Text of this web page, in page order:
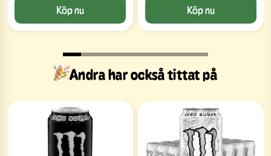
Köp nu Köp nu
Andra har också tittat på